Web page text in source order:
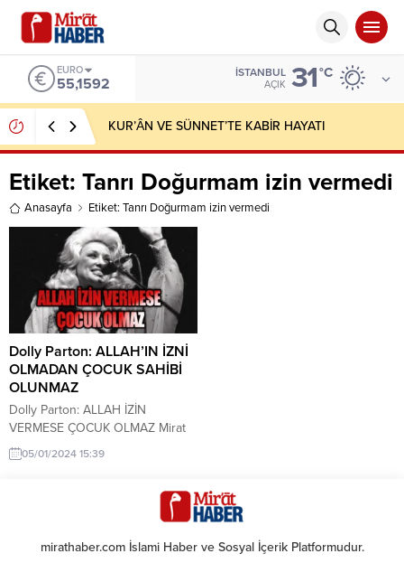
EURO
55,1592
İSTANBUL
AÇIK 31°C
KUR’ÂN VE SÜNNET’TE KABİR HAYATI
Etiket: Tanrı Doğurmam izin vermedi
Anasayfa Etiket: Tanrı Doğurmam izin vermedi
Dolly Parton: ALLAH’IN İZNİ
OLMADAN ÇOCUK SAHİBİ
OLUNMAZ
Dolly Parton: ALLAH İZİN
VERMESE ÇOCUK OLMAZ Mirat
Haber’de İslam’ı öğretici
makalelerin yanı sıra hayata
Aşağıdaki haberi de bunun için
seçtik. Okuyalım ve ardından da
05/01/2024 15:39
mirathaber.com İslami Haber ve Sosyal İçerik Platformudur.